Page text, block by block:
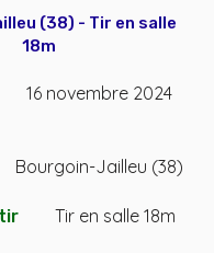
(38) - Tir en salle
18m
16 novembre 2024
Bourgoin-Jailleu (38)
Tir en salle 18m